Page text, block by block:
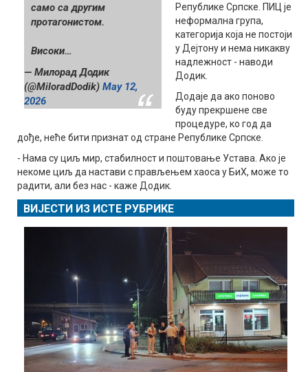
само са другим
протагонистом.
Високи…
— Милорад Додик
(@MiloradDodik) May 12,
2026
Републике Српске. ПИЦ је
неформална група,
категорија која не постоји
у Дејтону и нема никакву
надлежност - наводи
Додик.
Додаје да ако поново
буду прекршене све
процедуре, ко год да
дође, неће бити признат од стране Републике Српске.
- Нама су циљ мир, стабилност и поштовање Устава. Ако је
некоме циљ да настави с прављењем хаоса у БиХ, може то
радити, али без нас - каже Додик.
ВИЈЕСТИ ИЗ ИСТЕ РУБРИКЕ